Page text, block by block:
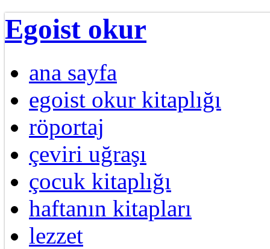
Egoist okur
ana sayfa
egoist okur kitaplığı
röportaj
çeviri uğraşı
çocuk kitaplığı
haftanın kitapları
lezzet